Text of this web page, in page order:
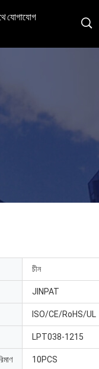
যোগাযোগ
চীন
JINPAT
ISO/CE/RoHS/UL
LPT038-1215
10PCS